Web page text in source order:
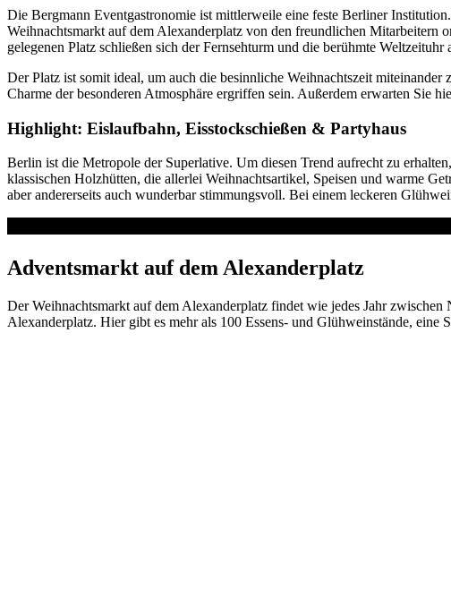
Die Bergmann Eventgastronomie ist mittlerweile eine feste Berliner
Weihnachtsmarkt auf dem Alexanderplatz von den freundlichen Mitarbeitern
gelegenen Platz schließen sich der Fernsehturm und die berühmte Weltzeituhr
Der Platz ist somit ideal, um auch die besinnliche Weihnachtszeit
Charme der besonderen Atmosphäre ergriffen sein. Außerdem erwarten Sie
Highlight: Eislaufbahn, Eisstockschießen & Partyhaus
Berlin ist die Metropole der Superlative. Um diesen Trend aufrecht zu
klassischen Holzhütten, die allerlei Weihnachtsartikel, Speisen und warme
aber andererseits auch wunderbar stimmungsvoll. Bei einem leckeren
Adventsmarkt auf dem Alexanderplatz
Der Weihnachtsmarkt auf dem Alexanderplatz findet wie jedes Jahr
Alexanderplatz. Hier gibt es mehr als 100 Essens- und Glühweinstände, eine